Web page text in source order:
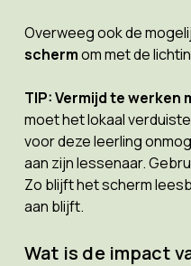
Overweeg ook de
schermom met de
TIP: Vermijd te werken
moet het lokaal
voor deze leerling
aan zijn lessenaar.
Zo blijft het scherm
aan blijft.
Wat is de impact